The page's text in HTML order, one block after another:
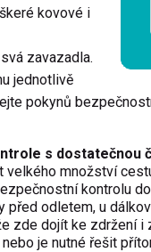
kovové i
zavazadla.
jednotlivě
pokynů
s dostatečnou
množství
kontrolu
před odletem, u
zde dojít ke zdržení
je nutné řešit